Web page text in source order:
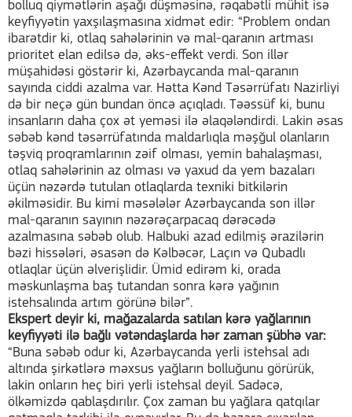
bolluq qiymətlərin aşağı düşməsinə, rəqabətli mühit isə
keyfiyyətin yaxşılaşmasına xidmət edir: “Problem ondan
ibarətdir ki, otlaq sahələrinin və mal-qaranın artması
prioritet elan edilsə də, əks-effekt verdi. Son illər
müşahidəsi göstərir ki, Azərbaycanda mal-qaranın
sayında ciddi azalma var. Hətta Kənd Təsərrüfatı Nazirliyi
də bir neçə gün bundan öncə açıqladı. Təəssüf ki, bunu
insanların daha çox ət yeməsi ilə əlaqələndirdi. Lakin əsas
səbəb kənd təsərrüfatında maldarlıqla məşğul olanların
təşviq proqramlarının zəif olması, yemin bahalaşması,
otlaq sahələrinin az olması və yaxud da yem bazaları
üçün nəzərdə tutulan otlaqlarda texniki bitkilərin
əkilməsidir. Bu kimi məsələlər Azərbaycanda son illər
mal-qaranın sayının nəzərəçarpacaq dərəcədə
azalmasına səbəb olub. Halbuki azad edilmiş ərazilərin
bəzi hissələri, əsasən də Kəlbəcər, Laçın və Qubadlı
otlaqlar üçün əlverişlidir. Ümid edirəm ki, orada
məskunlaşma baş tutandan sonra kərə yağının
istehsalında artım görünə bilər”.
Ekspert deyir ki, mağazalarda satılan kərə yağlarının
keyfiyyəti ilə bağlı vətəndaşlarda hər zaman şübhə var:
“Buna səbəb odur ki, Azərbaycanda yerli istehsal adı
altında şirkətlərə məxsus yağların bolluğunu görürük,
lakin onların heç biri yerli istehsal deyil. Sadəcə,
ölkəmizdə qablaşdırılır. Çox zaman bu yağlara qatqılar